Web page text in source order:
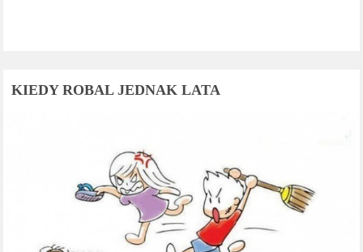
KIEDY ROBAL JEDNAK LATA